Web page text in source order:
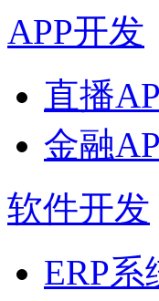
APP开发
直播
金融
软件开发
ERP系